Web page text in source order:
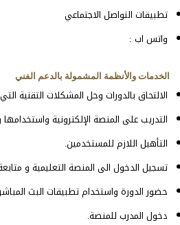
تطبيقات التواصل الاجتماعي
واتس اب :
الخدمات والأنظمة المشمولة بالدعم الفني
الالتحاق بالدورات وحل المشكلات التقنية
التدريب على المنصة الإلكترونية
التأهيل اللازم للمستخدمين.
تسجيل الدخول الى المنصة التعليمية و
حضور الدورة واستخدام تطبيقات البث
دخول المدرب للمنصة.